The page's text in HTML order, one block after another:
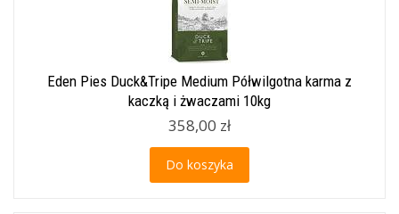
Eden Pies Duck&Tripe Medium Półwilgotna karma z
kaczką i żwaczami 10kg
358,00 zł
Do koszyka